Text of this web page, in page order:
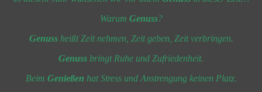
Warum Genuss?
Genuss heißt Zeit nehmen, Zeit geben, Zeit verbringen.
Genuss bringt Ruhe und Zufriedenheit.
Beim Genießen hat Stress und Anstrengung keinen Platz.